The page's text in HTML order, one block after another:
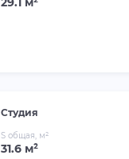
Студия
S общая, м²
31.6 м²